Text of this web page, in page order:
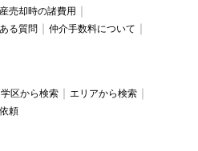
売却時の諸費用
る質問
仲介手数料について
学区から検索
エリアから検索
頼